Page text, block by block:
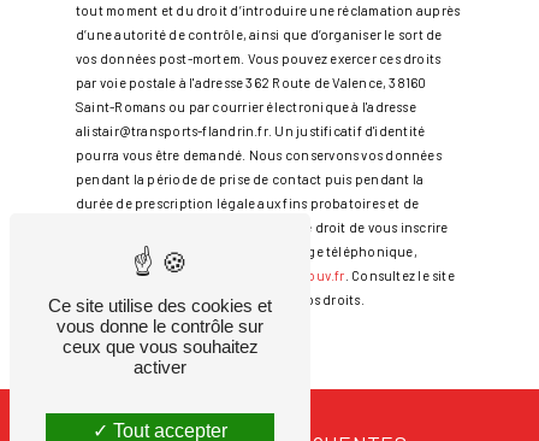
tout moment et du droit d’introduire une réclamation auprès
d’une autorité de contrôle, ainsi que d’organiser le sort de
vos données post-mortem. Vous pouvez exercer ces droits
par voie postale à l'adresse 362 Route de Valence, 38160
Saint-Romans ou par courrier électronique à l'adresse
alistair@transports-flandrin.fr. Un justificatif d'identité
pourra vous être demandé. Nous conservons vos données
pendant la période de prise de contact puis pendant la
durée de prescription légale aux fins probatoires et de
gestion des contentieux. Vous avez le droit de vous inscrire
sur la liste d'opposition au démarchage téléphonique,
disponible à cette adresse:
Bloctel.gouv.fr . Consultez le site
cnil.fr pour plus d’informations sur vos droits.
Ce site utilise des cookies et
vous donne le contrôle sur
ceux que vous souhaitez
activer
Tout accepter